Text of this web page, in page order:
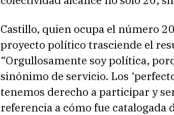
Castillo, quien ocupa el número
proyecto político trasciende el
“Orgullosamente soy política,
sinónimo de servicio. Los
tenemos derecho a participar y
referencia a cómo fue catalogada